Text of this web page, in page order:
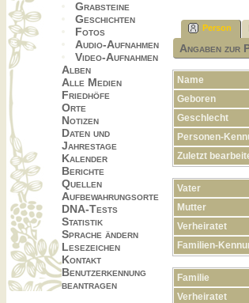
Grabsteine
Geschichten
Fotos
Audio-Aufnahmen
Video-Aufnahmen
Alben
Alle Medien
Friedhöfe
Orte
Notizen
Daten und
Jahrestage
Kalender
Berichte
Quellen
Aufbewahrungsorte
DNA-Tests
Statistik
Sprache ändern
Lesezeichen
Kontakt
Benutzerkennung
beantragen
Person
Angaben zur
Name
Geboren
Geschlecht
Personen-
Zuletzt
Vater
Mutter
Verheiratet
Familien-
Familie
Verheiratet